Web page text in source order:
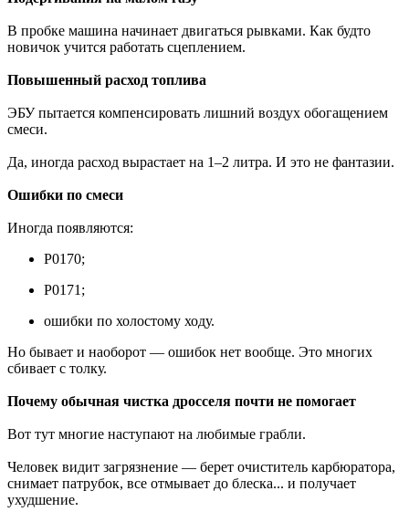
В пробке машина начинает двигаться рывками. Как будто
новичок учится работать сцеплением.
Повышенный расход топлива
ЭБУ пытается компенсировать лишний воздух обогащением
смеси.
Да, иногда расход вырастает на 1–2 литра. И это не фантазии.
Ошибки по смеси
Иногда появляются:
P0170;
P0171;
ошибки по холостому ходу.
Но бывает и наоборот — ошибок нет вообще. Это многих
сбивает с толку.
Почему обычная чистка дросселя почти не помогает
Вот тут многие наступают на любимые грабли.
Человек видит загрязнение — берет очиститель карбюратора,
снимает патрубок, все отмывает до блеска... и получает
ухудшение.